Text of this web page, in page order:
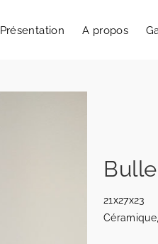
Présentation A propos
Bulle
21x27x23